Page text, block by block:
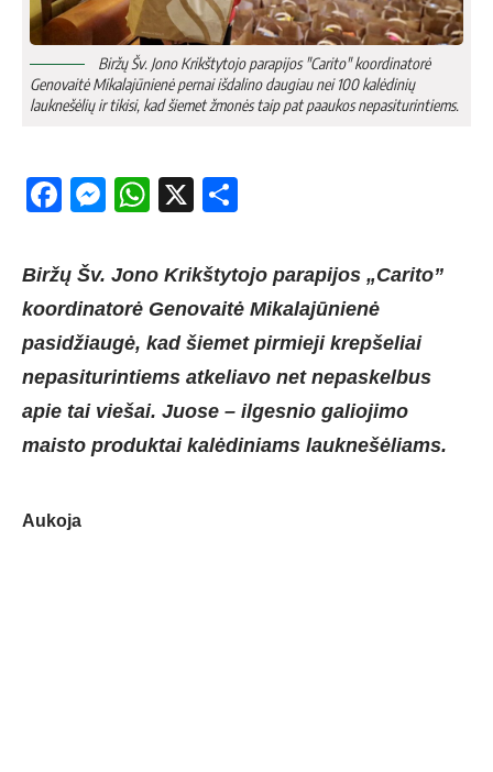
Biržų Šv. Jono Krikštytojo parapijos "Carito" koordinatorė
Genovaitė Mikalajūnienė pernai išdalino daugiau nei 100 kalėdinių
lauknešėlių ir tikisi, kad šiemet žmonės taip pat paaukos nepasiturintiems.
Facebook
Messenger
WhatsApp
X
Biržų Šv. Jono Krikštytojo parapijos „Carito”
koordinatorė Genovaitė Mikalajūnienė
pasidžiaugė, kad šiemet pirmieji krepšeliai
nepasiturintiems atkeliavo net nepaskelbus
apie tai viešai. Juose – ilgesnio galiojimo
maisto produktai kalėdiniams lauknešėliams.
Aukoja